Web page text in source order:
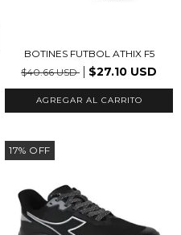
BOTINES FUTBOL ATHIX F5
$40.66 USD
$27.10 USD
AGREGAR AL CARRITO
17% OFF